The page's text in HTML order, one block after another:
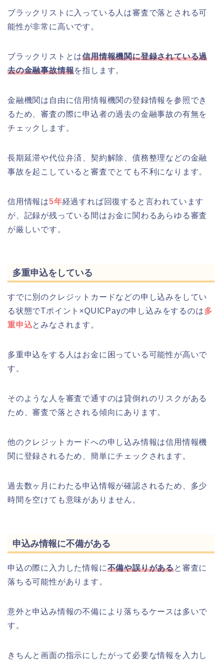
ブラックリストに入っている人は審査で落とされる可
能性が非常に高いです。
ブラックリストとは信用情報機関に登録されている過
去の金融事故情報を指します。
金融機関は自由に信用情報機関の登録情報を参照でき
るため、審査の際に申込者の過去の金融事故の有無を
チェックします。
長期延滞や代位弁済、契約解除、債務整理などの金融
事故を起こしていると審査でとても不利になります。
信用情報は5年経過すれば回復すると言われています
が、記録が残っている間はお金に関わるあらゆる審査
が厳しいです。
多重申込をしている
すでに別のクレジットカードなどの申し込みをしてい
る状態でTポイント×QUICPayの申し込みをするのは多
重申込とみなされます。
多重申込をする人はお金に困っている可能性が高いで
す。
そのような人を審査で通すのは貸倒れのリスクがある
ため、審査で落とされる傾向にあります。
他のクレジットカードへの申し込み情報は信用情報機
関に登録されるため、簡単にチェックされます。
過去数ヶ月にわたる申込情報が確認されるため、多少
時間を空けても意味がありません。
申込み情報に不備がある
申込の際に入力した情報に不備や誤りがあると審査に
落ちる可能性があります。
意外と申込み情報の不備により落ちるケースは多いで
す。
きちんと画面の指示にしたがって必要な情報を入力し